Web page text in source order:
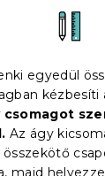
egyedül
kézbesíti
Az ágy
majd